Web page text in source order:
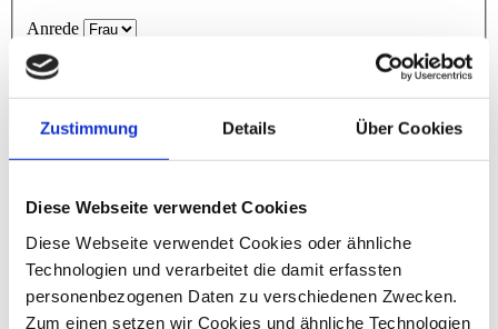
Zustimmung Details Über Cookies
Diese Webseite verwendet Cookies
Diese Webseite verwendet Cookies oder ähnliche
Technologien und verarbeitet die damit erfassten
personenbezogenen Daten zu verschiedenen Zwecken.
Zum einen setzen wir Cookies und ähnliche Technologien
Anrede
Titel
Vorname
Nachname*
Straße*
*
PLZ*
Telefon*
E-Mail *
Wie sind Sie auf die dhpg aufmerksam geworden? *